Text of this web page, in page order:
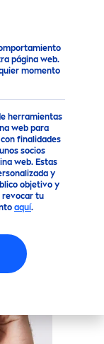
página web.
momento
herramientas
web para
finalidades
socios
web. Estas
y
objetivo y
revocar tu
aquí.
Cuidado Labial